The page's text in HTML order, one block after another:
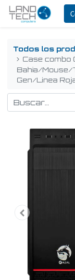
Todos los
Case combo
Bahia/
Gen/Linea